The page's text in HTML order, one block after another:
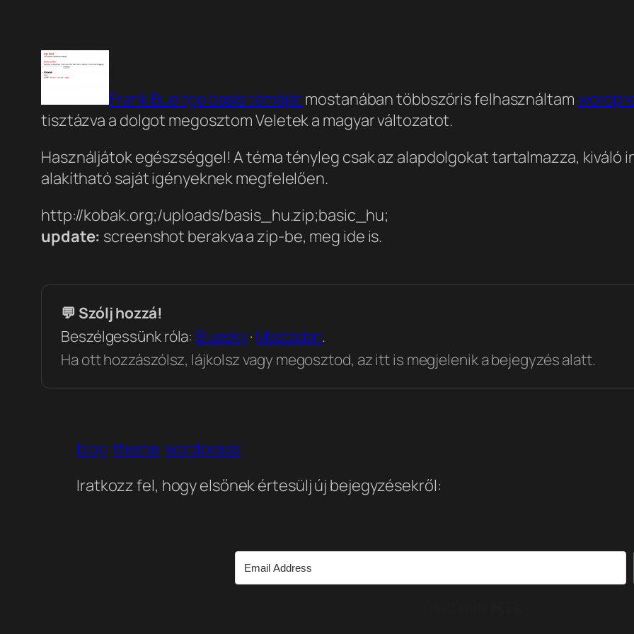
Frank Bueltge basis témáját mostanában többszöris felhasználtam
tisztázva a dolgot megosztom Veletek a magyar változatot.
Használjátok egészséggel! A téma tényleg csak az alapdolgokat tartalmazza, kiváló
alakítható saját igényeknek megfelelően.
http://kobak.org;/uploads/basis_hu.zip;basic_hu;
update: screenshot berakva a zip-be, meg ide is.
💬 Szólj hozzá!
Beszélgessünk róla: Bluesky·Mastodon.
Ha ott hozzászólsz, lájkolsz vagy megosztod, az itt is megjelenik a bejegyzés alatt.
blog theme wordpress
Iratkozz fel, hogy elsőnek értesülj új bejegyzésekről: